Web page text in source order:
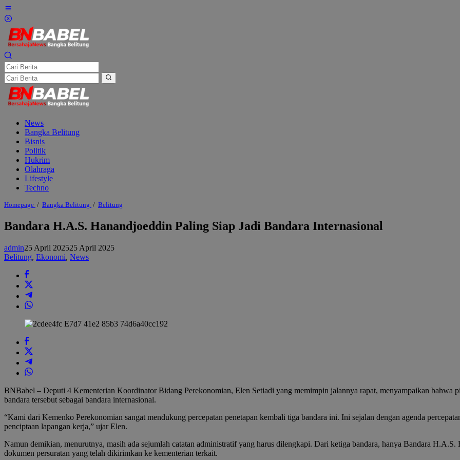
Lewati
ke
konten
News
Bangka Belitung
Bisnis
Politik
Hukrim
Olahraga
Lifestyle
Techno
Homepage / Bangka Belitung / Belitung
Hanandjoeddin
Paling
Bandara H.A.S. Hanandjoeddin Paling Siap Jadi Bandara Internasional
admin25 April 202525 April 2025
Belitung, Ekonomi, News
BNBabel – Deputi 4 Kementerian Koordinator Bidang Perekonomian, Elen Setiadi yang memimpin jalannya rapat, menyampaikan bahwa
bandara tersebut sebagai bandara internasional.
“Kami dari Kemenko Perekonomian sangat mendukung percepatan penetapan kembali tiga bandara ini. Ini sejalan dengan agenda
penciptaan lapangan kerja,” ujar Elen.
Namun demikian, menurutnya, masih ada sejumlah catatan administratif yang harus dilengkapi. Dari ketiga bandara, hanya Bandara
dokumen persuratan yang telah dikirimkan ke kementerian terkait.